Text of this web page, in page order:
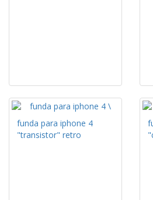
funda para iphone 4
"transistor" retro